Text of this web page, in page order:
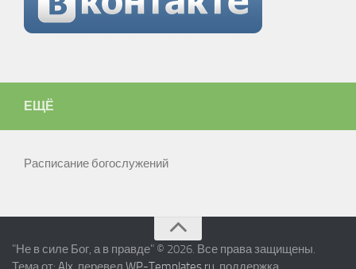
ЕЩЁ
Расписание богослужений
"Не в силе Бог, а в правде" © 2026. Все права защищены.